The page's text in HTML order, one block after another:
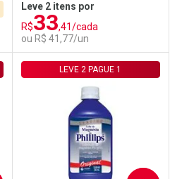
Comprar sem Desconto
Por R$ 43,28/cada
Comprar sem Desconto
Por R$ 43,28/cada
Leve 2 itens por
R$33,41/cada
ou R$ 41,77/un
Laboratório
Por Menos
LEVE 2 PAGUE 1